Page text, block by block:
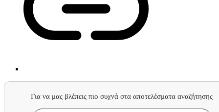
Για να μας βλέπεις πιο συχνά στα αποτελέσματα αναζήτησης